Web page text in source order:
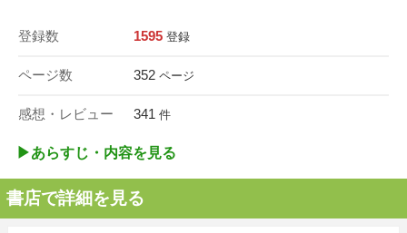
登録数 1595 登録
ページ数 352 ページ
感想・レビュー 341 件
▶︎あらすじ・内容を見る
書店で詳細を見る